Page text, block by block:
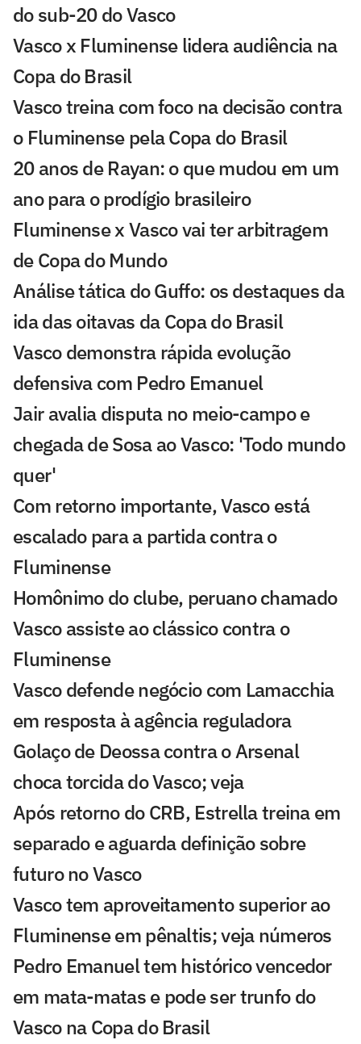
do sub-20 do Vasco
Vasco x Fluminense lidera audiência na
Copa do Brasil
Vasco treina com foco na decisão contra
o Fluminense pela Copa do Brasil
20 anos de Rayan: o que mudou em um
ano para o prodígio brasileiro
Fluminense x Vasco vai ter arbitragem
de Copa do Mundo
Análise tática do Guffo: os destaques da
ida das oitavas da Copa do Brasil
Vasco demonstra rápida evolução
defensiva com Pedro Emanuel
Jair avalia disputa no meio-campo e
chegada de Sosa ao Vasco: 'Todo mundo
quer'
Com retorno importante, Vasco está
escalado para a partida contra o
Fluminense
Homônimo do clube, peruano chamado
Vasco assiste ao clássico contra o
Fluminense
Vasco defende negócio com Lamacchia
em resposta à agência reguladora
Golaço de Deossa contra o Arsenal
choca torcida do Vasco; veja
Após retorno do CRB, Estrella treina em
separado e aguarda definição sobre
futuro no Vasco
Vasco tem aproveitamento superior ao
Fluminense em pênaltis; veja números
Pedro Emanuel tem histórico vencedor
em mata-matas e pode ser trunfo do
Vasco na Copa do Brasil